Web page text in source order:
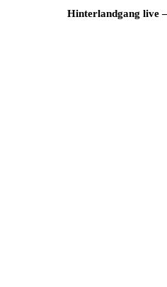
Hinterlandgang live